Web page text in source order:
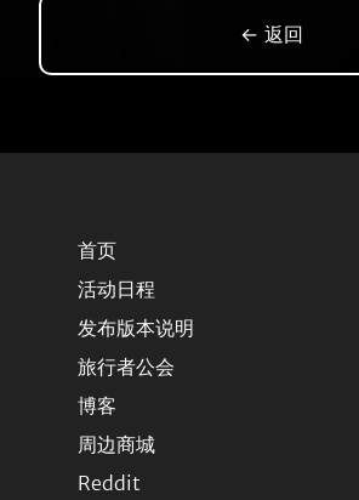
← 返回
首页
活动日程
发布版本说明
旅行者公会
博客
周边商城
Reddit